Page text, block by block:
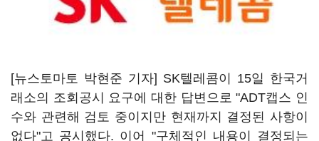
[뉴스토마토 박현준 기자] SK텔레콤이 15일 한국거
래소의 조회공시 요구에 대한 답변으로 "ADT캡스 인
수와 관련해 검토 중이지만 현재까지 결정된 사항이
없다"고 공시했다. 이어 "구체적인 내용이 결정되는